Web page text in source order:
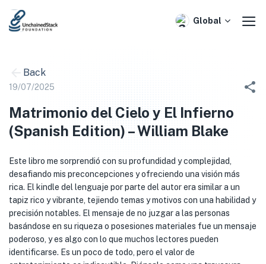
Skip
Global
Back
19/07/2025
Matrimonio del Cielo y El Infierno
(Spanish Edition) – William Blake
Este libro me sorprendió con su profundidad y complejidad,
desafiando mis preconcepciones y ofreciendo una visión más
rica. El kindle del lenguaje por parte del autor era similar a un
tapiz rico y vibrante, tejiendo temas y motivos con una habilidad y
precisión notables. El mensaje de no juzgar a las personas
basándose en su riqueza o posesiones materiales fue un mensaje
poderoso, y es algo con lo que muchos lectores pueden
identificarse. Es un poco de todo, pero el valor de